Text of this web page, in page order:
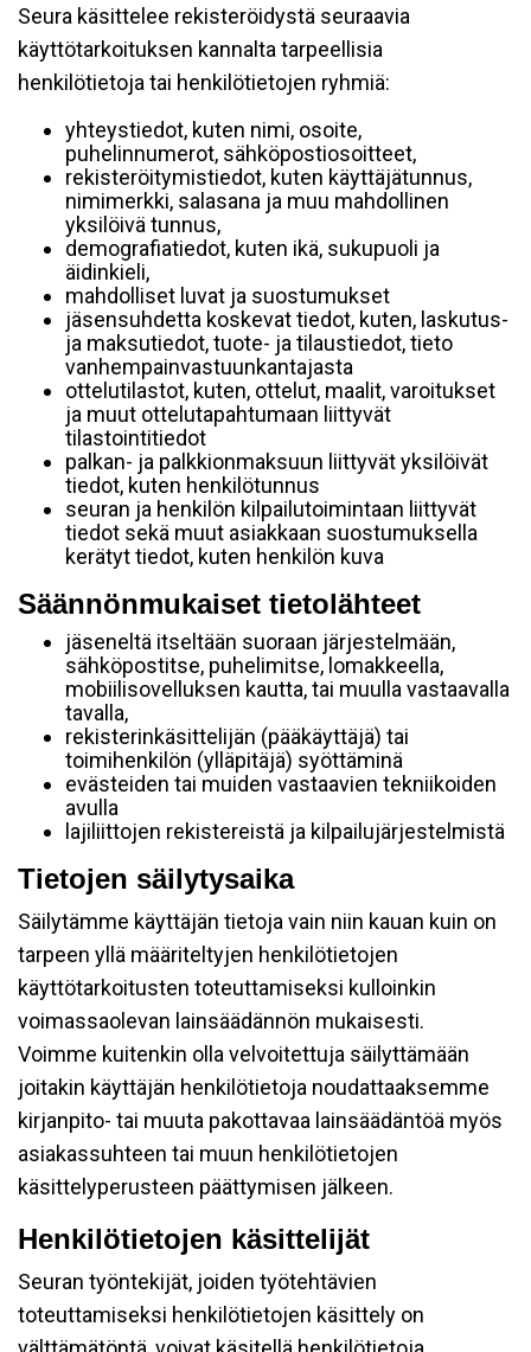
Seura käsittelee rekisteröidystä seuraavia
käyttötarkoituksen kannalta tarpeellisia
henkilötietoja tai henkilötietojen ryhmiä:
yhteystiedot, kuten nimi, osoite,
puhelinnumerot, sähköpostiosoitteet,
rekisteröitymistiedot, kuten käyttäjätunnus,
nimimerkki, salasana ja muu mahdollinen
yksilöivä tunnus,
demografiatiedot, kuten ikä, sukupuoli ja
äidinkieli,
mahdolliset luvat ja suostumukset
jäsensuhdetta koskevat tiedot, kuten, laskutus-
ja maksutiedot, tuote- ja tilaustiedot, tieto
vanhempainvastuunkantajasta
ottelutilastot, kuten, ottelut, maalit, varoitukset
ja muut ottelutapahtumaan liittyvät
tilastointitiedot
palkan- ja palkkionmaksuun liittyvät yksilöivät
tiedot, kuten henkilötunnus
seuran ja henkilön kilpailutoimintaan liittyvät
tiedot sekä muut asiakkaan suostumuksella
kerätyt tiedot, kuten henkilön kuva
Säännönmukaiset tietolähteet
jäseneltä itseltään suoraan järjestelmään,
sähköpostitse, puhelimitse, lomakkeella,
mobiilisovelluksen kautta, tai muulla vastaavalla
tavalla,
rekisterinkäsittelijän (pääkäyttäjä) tai
toimihenkilön (ylläpitäjä) syöttäminä
evästeiden tai muiden vastaavien tekniikoiden
avulla
lajiliittojen rekistereistä ja kilpailujärjestelmistä
Tietojen säilytysaika
Säilytämme käyttäjän tietoja vain niin kauan kuin on
tarpeen yllä määriteltyjen henkilötietojen
käyttötarkoitusten toteuttamiseksi kulloinkin
voimassaolevan lainsäädännön mukaisesti.
Voimme kuitenkin olla velvoitettuja säilyttämään
joitakin käyttäjän henkilötietoja noudattaaksemme
kirjanpito- tai muuta pakottavaa lainsäädäntöä myös
asiakassuhteen tai muun henkilötietojen
käsittelyperusteen päättymisen jälkeen.
Henkilötietojen käsittelijät
Seuran työntekijät, joiden työtehtävien
toteuttamiseksi henkilötietojen käsittely on